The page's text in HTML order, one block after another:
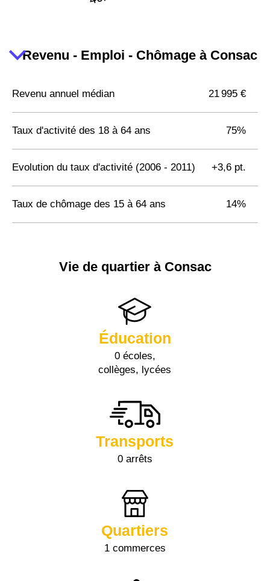
Revenu - Emploi - Chômage à Consac
Revenu annuel médian 21 995 €
Taux d'activité des 18 à 64 ans 75%
Evolution du taux d'activité (2006 - 2011) +3,6 pt.
Taux de chômage des 15 à 64 ans 14%
Vie de quartier à Consac
Éducation
0 écoles,
collèges, lycées
Transports
0 arrêts
Quartiers
1 commerces